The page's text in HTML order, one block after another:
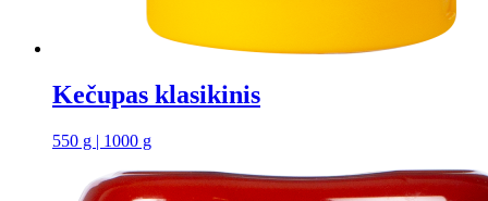
Kečupas klasikinis
550 g | 1000 g